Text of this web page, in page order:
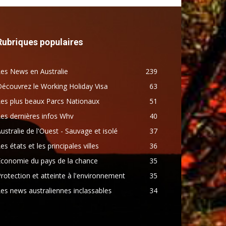
populaires
News en Australie
239
le Working Holiday Visa
63
plus beaux Parcs Nationaux
51
dernières infos Whv
40
de l'Ouest - Sauvage et isolé
37
états et les principales villes
36
du pays de la chance
35
et atteinte à l'environnement
35
news australiennes inclassables
34